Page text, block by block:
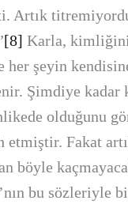
Artık
[8] Karla,
her şeyin
Şimdiye kadar
olduğunu
etmiştir. Fakat
böyle
bu sözleriyle